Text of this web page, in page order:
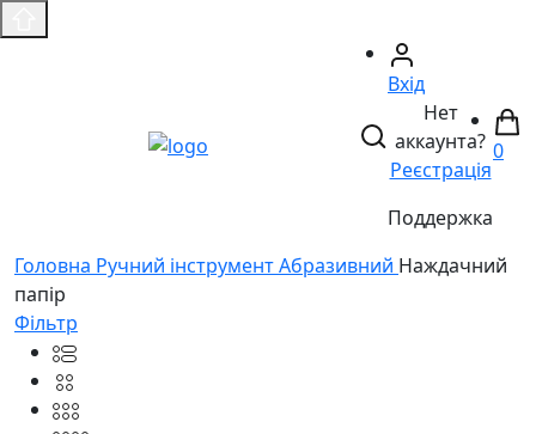
Вхід
Нет
аккаунта?
Реєстрація
Поддержка
0
Головнa Ручний інструментАбразивний Наждачний
папір
Фільтр